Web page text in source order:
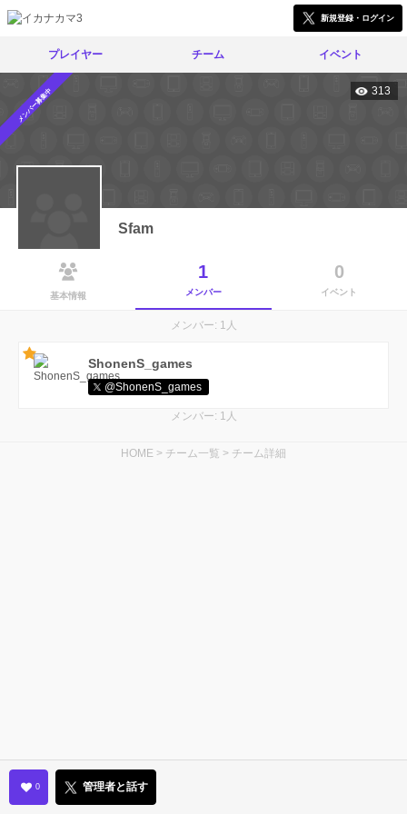
新規登録・ログイン
プレイヤー チーム イベント
メンバー募集中 313
Sfam
基本情報
1
メンバー
0
イベント
メンバー: 1人
ShonenS_games
@ShonenS_games
メンバー: 1人
HOME > チーム一覧 > チーム詳細
0 管理者と話す